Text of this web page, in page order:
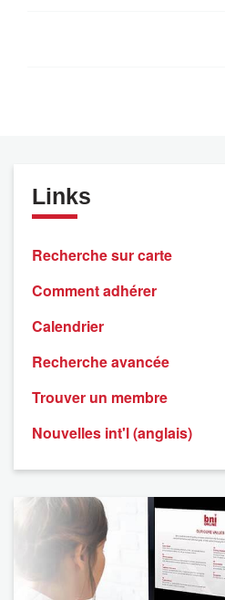
Links
Recherche sur carte
Comment adhérer
Calendrier
Recherche avancée
Trouver un membre
Nouvelles int'l (anglais)